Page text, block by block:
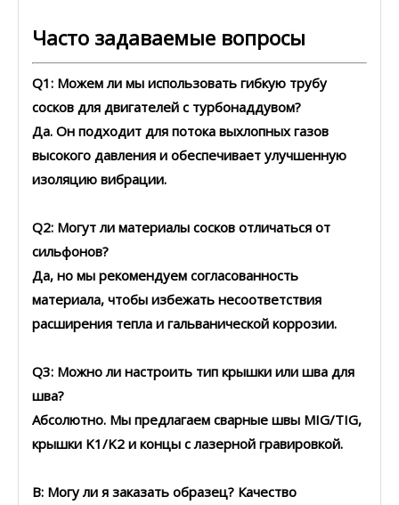
Часто задаваемые вопросы
Q1: Можем ли мы использовать гибкую трубу
сосков для двигателей с турбонаддувом?
Да. Он подходит для потока выхлопных газов
высокого давления и обеспечивает улучшенную
изоляцию вибрации.
Q2: Могут ли материалы сосков отличаться от
сильфонов?
Да, но мы рекомендуем согласованность
материала, чтобы избежать несоответствия
расширения тепла и гальванической коррозии.
Q3: Можно ли настроить тип крышки или шва для
шва?
Абсолютно. Мы предлагаем сварные швы MIG/TIG,
крышки K1/K2 и концы с лазерной гравировкой.
В: Могу ли я заказать образец? Качество